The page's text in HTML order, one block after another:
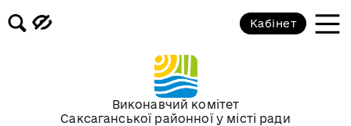
Виконавчий комітет
Саксаганської районної у місті ради
Кабінет
Сесії у 2012 році